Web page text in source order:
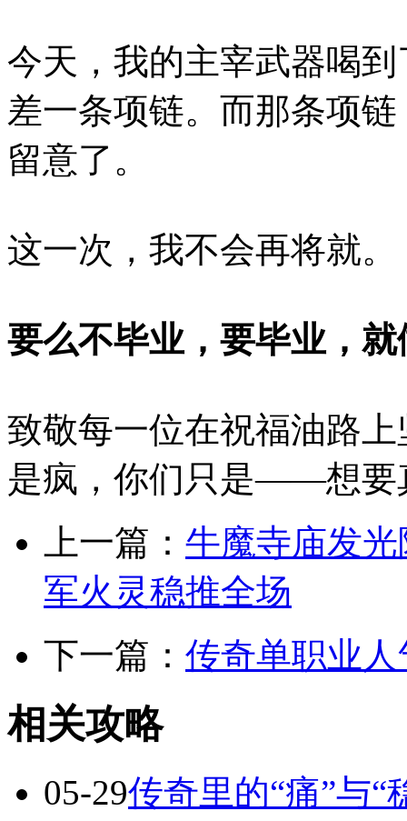
今天，我的主宰武器喝
差一条项链。而那条项
留意了。
这一次，我不会再将就。
要么不毕业，要毕业，
致敬每一位在祝福油路
是疯，你们只是——想要
上一篇： 牛魔寺庙发
军火灵稳推全场
下一篇： 传奇单职业
相关攻略
05-29传奇里的“痛”与“